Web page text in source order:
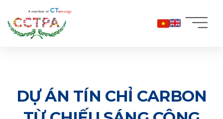
qua
nội
dung
DỰ ÁN TÍN CHỈ CARBON